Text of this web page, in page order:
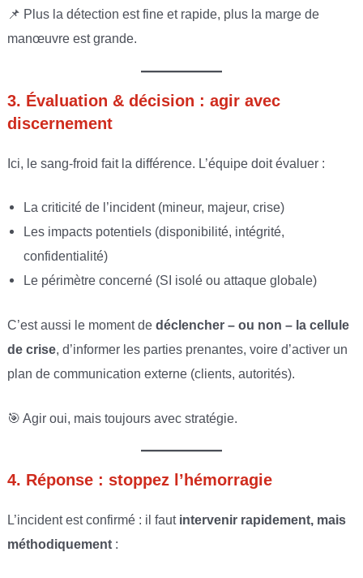
📌 Plus la détection est fine et rapide, plus la marge de
manœuvre est grande.
3. Évaluation & décision : agir avec
discernement
Ici, le sang-froid fait la différence. L’équipe doit évaluer :
La criticité de l’incident (mineur, majeur, crise)
Les impacts potentiels (disponibilité, intégrité,
confidentialité)
Le périmètre concerné (SI isolé ou attaque globale)
C’est aussi le moment de déclencher – ou non – la cellule
de crise, d’informer les parties prenantes, voire d’activer un
plan de communication externe (clients, autorités).
🎯 Agir oui, mais toujours avec stratégie.
4. Réponse : stoppez l’hémorragie
L’incident est confirmé : il faut intervenir rapidement, mais
méthodiquement: